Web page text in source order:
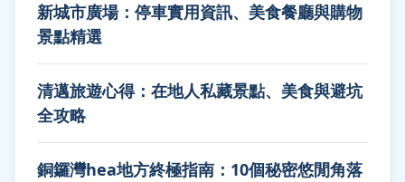
新城市廣場：停車實用資訊、美食餐廳與購物
景點精選
清邁旅遊心得：在地人私藏景點、美食與避坑
全攻略
銅鑼灣hea地方終極指南：10個秘密悠閒角落